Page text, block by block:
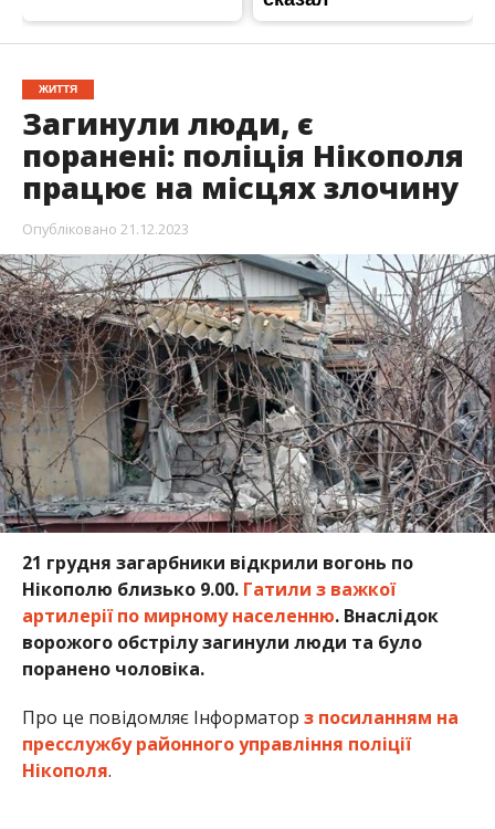
21 грудня загарбники відкрили вогонь по
Нікополю близько 9.00.Гатили з важкої
артилерії по мирному населенню.Внаслідок
ворожого обстрілу загинули люди та було
поранено чоловіка.
Про це повідомляє Інформаторз посиланням на
пресслужбу районного управління поліції
Нікополя.
Відомо про пошкодження приватних будинків і
господарських споруд. Зачепило лінію
електропередач.Загинули люди. А 86-річного
чоловіка рятувальники дістали з-під завалів
будинку.
Також 20 грудня військові рф цілили з БпЛА та
важкої артилерії по Нікополю, Мирівській,
Покровській та Марганецькій